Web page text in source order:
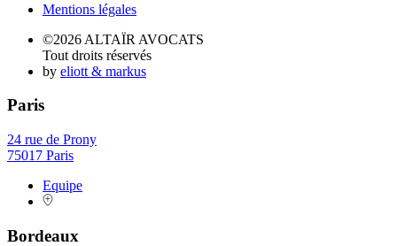
Mentions légales
©2026 ALTAÏR AVOCATS
Tout droits réservés
by eliott & markus
Paris
24 rue de Prony
75017 Paris
Equipe
Bordeaux